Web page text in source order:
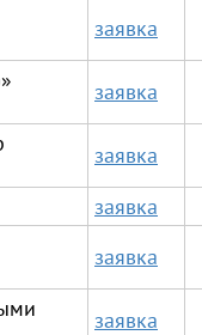
заявка
заявка
заявка
заявка
заявка
заявка